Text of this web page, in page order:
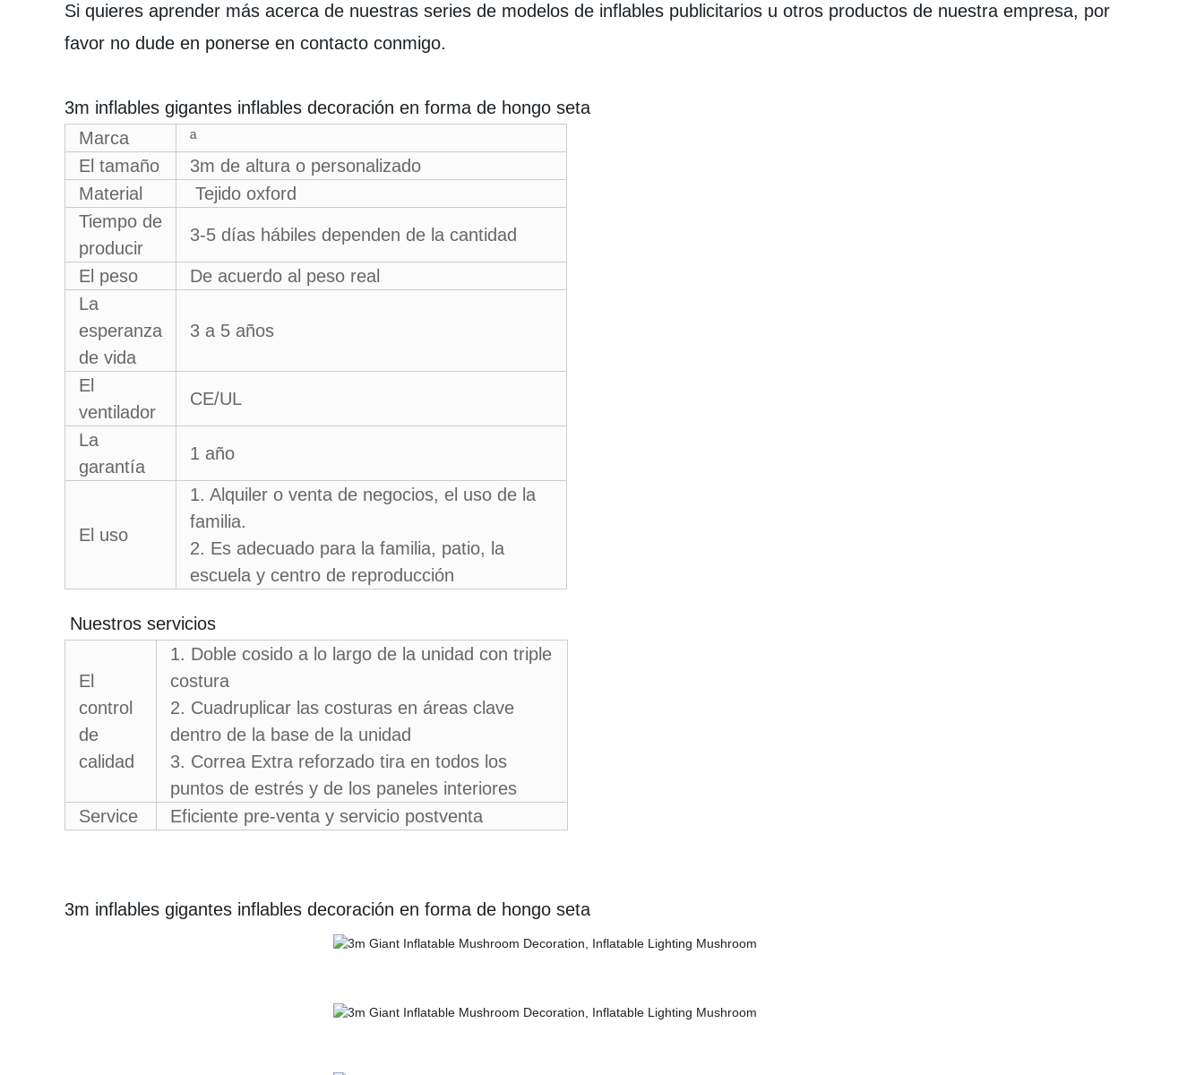
Si quieres aprender más acerca de nuestras series de modelos de inflables publicitarios u otros productos de nuestra empresa, por
favor no dude en ponerse en contacto conmigo.
3m inflables gigantes inflables decoración en forma de hongo seta
Marca
ª
El tamaño
3m de altura o personalizado
Material
Tejido oxford
Tiempo de
producir
3-5 días hábiles dependen de la cantidad
El peso
De acuerdo al peso real
La
esperanza
de vida
3 a 5 años
El
ventilador
CE/UL
La
garantía
1 año
El uso
1. Alquiler o venta de negocios, el uso de la
familia.
2. Es adecuado para la familia, patio, la
escuela y centro de reproducción
Nuestros servicios
El
control
de
calidad
1. Doble cosido a lo largo de la unidad con triple
costura
2. Cuadruplicar las costuras en áreas clave
dentro de la base de la unidad
3. Correa Extra reforzado tira en todos los
puntos de estrés y de los paneles interiores
Service
Eficiente pre-venta y servicio postventa
3m inflables gigantes inflables decoración en forma de hongo seta